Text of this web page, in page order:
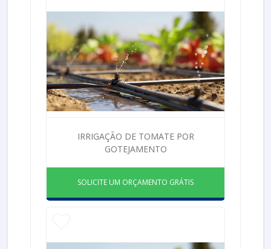
IRRIGAÇÃO DE TOMATE POR
GOTEJAMENTO
SOLICITE UM ORÇAMENTO GRÁTIS